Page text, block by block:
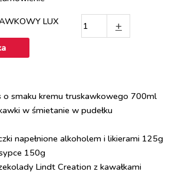
LUX +
o smaku kremu truskawkowego 700ml
w śmietanie w pudełku
napełnione alkoholem i likierami 125g
150g
Lindt Creation z kawałkami